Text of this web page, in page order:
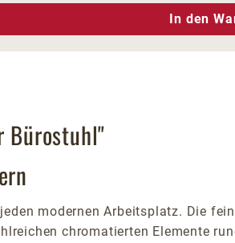
benutze die In den
Bürostuhl"
modernen Arbeitsplatz. Die
chromatierten Elemente